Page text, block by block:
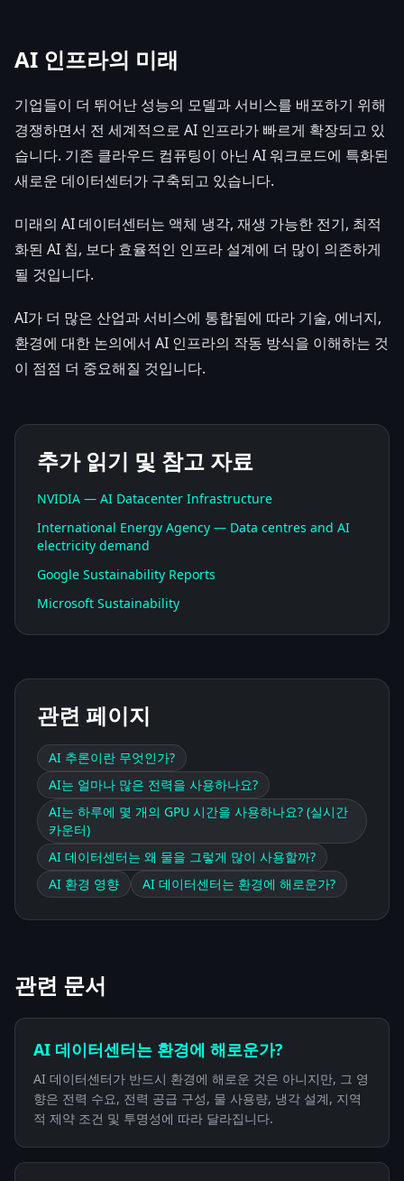
AI 인프라의 미래
기업들이 더 뛰어난 성능의 모델과 서비스를 배포하기 위해
경쟁하면서 전 세계적으로 AI 인프라가 빠르게 확장되고 있
습니다. 기존 클라우드 컴퓨팅이 아닌 AI 워크로드에 특화된
새로운 데이터센터가 구축되고 있습니다.
미래의 AI 데이터센터는 액체 냉각, 재생 가능한 전기, 최적
화된 AI 칩, 보다 효율적인 인프라 설계에 더 많이 의존하게
될 것입니다.
AI가 더 많은 산업과 서비스에 통합됨에 따라 기술, 에너지,
환경에 대한 논의에서 AI 인프라의 작동 방식을 이해하는 것
이 점점 더 중요해질 것입니다.
추가 읽기 및 참고 자료
NVIDIA — AI Datacenter Infrastructure
International Energy Agency — Data centres and AI
electricity demand
Google Sustainability Reports
Microsoft Sustainability
관련 페이지
AI 추론이란 무엇인가?
AI는 얼마나 많은 전력을 사용하나요?
AI는 하루에 몇 개의 GPU 시간을 사용하나요? (실시간
카운터)
AI 데이터센터는 왜 물을 그렇게 많이 사용할까?
AI 환경 영향
AI 데이터센터는 환경에 해로운가?
관련 문서
AI 데이터센터는 환경에 해로운가?
AI 데이터센터가 반드시 환경에 해로운 것은 아니지만, 그 영
향은 전력 수요, 전력 공급 구성, 물 사용량, 냉각 설계, 지역
적 제약 조건 및 투명성에 따라 달라집니다.